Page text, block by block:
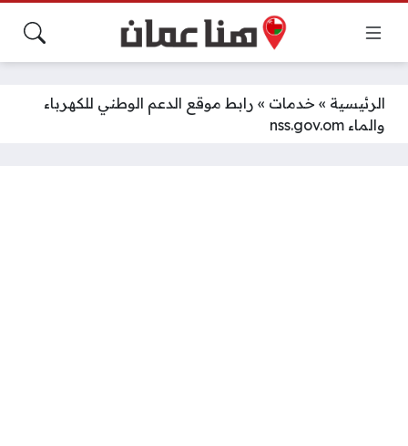
الرئيسية » خدمات » رابط موقع الدعم الوطني للكهرباء
والماء nss.gov.om